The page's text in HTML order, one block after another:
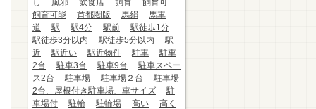
し
風邪 飲食店 飼育
飼育可
飼育可能
首都圏版 馬絹
馬車
道
駅 駅4分 駅前
駅徒歩1分
駅徒歩3分以内
駅徒歩5分以内
駅
近
駅近い 駅近物件 駐車
駐車
2台
駐車3台 駐車9台
駐車スペー
ス2台
駐車場 駐車場２台
駐車場
2台、屋根付き駐車場、車サイズ
駐
車場付
駐輪 駐輪場 高い
高く